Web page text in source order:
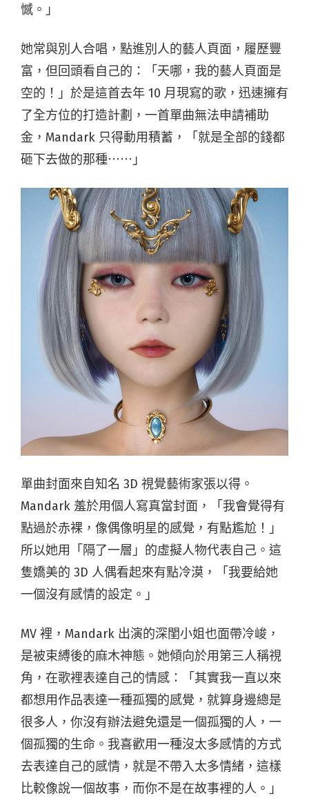
憾。」
她常與別人合唱，點進別人的藝人頁面，履歷豐
富，但回頭看自己的：「天哪，我的藝人頁面是
空的！」於是這首去年 10 月現寫的歌，迅速擁有
了全方位的打造計劃，一首單曲無法申請補助
金，Mandark 只得動用積蓄，「就是全部的錢都
砸下去做的那種⋯⋯」
單曲封面來自知名 3D 視覺藝術家張以得。
Mandark 羞於用個人寫真當封面，「我會覺得有
點過於赤裸，像偶像明星的感覺，有點尷尬！」
所以她用「隔了一層」的虛擬人物代表自己。這
隻嬌美的 3D 人偶看起來有點冷漠，「我要給她
一個沒有感情的設定。」
MV 裡，Mandark 出演的深閨小姐也面帶冷峻，
是被束縛後的麻木神態。她傾向於用第三人稱視
角，在歌裡表達自己的情感：「其實我一直以來
都想用作品表達一種孤獨的感覺，就算身邊總是
很多人，你沒有辦法避免還是一個孤獨的人，一
個孤獨的生命。我喜歡用一種沒太多感情的方式
去表達自己的感情，就是不帶入太多情緒，這樣
比較像說一個故事，而你不是在故事裡的人。」